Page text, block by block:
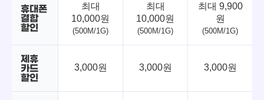
휴대폰
결합
할인
최대
10,000원
(500M/1G)
최대
10,000원
(500M/1G)
최대 9,900
원
(500M/1G)
제휴
카드
할인
3,000원 3,000원 3,000원